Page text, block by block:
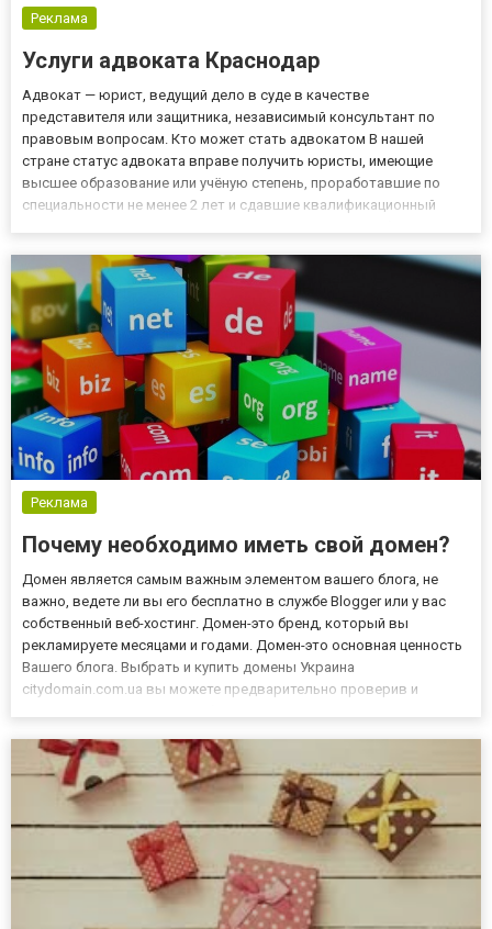
Реклама
Услуги адвоката Краснодар
Адвокат — юрист, ведущий дело в суде в качестве
представителя или защитника, независимый консультант по
правовым вопросам. Кто может стать адвокатом В нашей
стране статус адвоката вправе получить юристы, имеющие
высшее образование или учёную степень, проработавшие по
специальности не менее 2 лет и сдавшие квалификационный
становятся: · судь...
Реклама
Почему необходимо иметь свой домен?
Домен является самым важным элементом вашего блога, не
важно, ведете ли вы его бесплатно в службе Blogger или у вас
собственный веб-хостинг. Домен-это бренд, который вы
рекламируете месяцами и годами. Домен-это основная ценность
Вашего блога. Выбрать и купить домены Украина
citydomain.com.ua вы можете предварительно проверив и
Вы также м...